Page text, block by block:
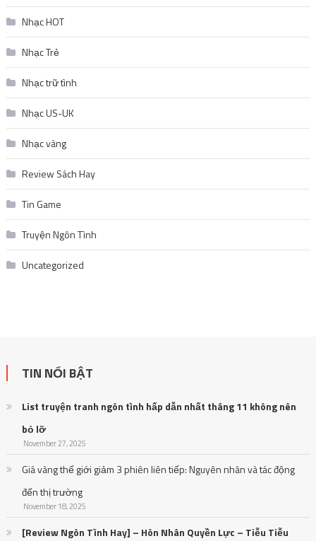
Nhạc HOT
Nhạc Trẻ
Nhạc trữ tình
Nhạc US-UK
Nhạc vàng
Review Sách Hay
Tin Game
Truyện Ngôn Tình
Uncategorized
TIN NỔI BẬT
List truyện tranh ngôn tình hấp dẫn nhất tháng 11 không nên
bỏ lỡ
November 27, 2025
Giá vàng thế giới giảm 3 phiên liên tiếp: Nguyên nhân và tác động
đến thị trường
November 18, 2025
[Review Ngôn Tình Hay] – Hôn Nhân Quyền Lực – Tiễu Tiễu